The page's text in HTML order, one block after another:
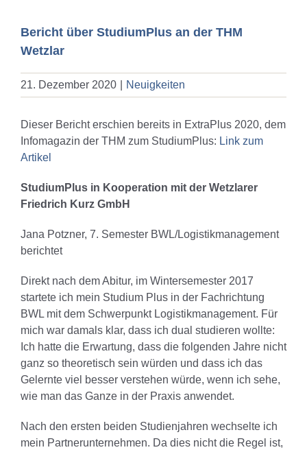
Bericht über StudiumPlus an der THM
Wetzlar
21. Dezember 2020 Neuigkeiten
Dieser Bericht erschien bereits in ExtraPlus 2020, dem
Infomagazin der THM zum StudiumPlus: Link zum
Artikel
StudiumPlus in Kooperation mit der Wetzlarer
Friedrich Kurz GmbH
Jana Potzner, 7. Semester BWL/Logistikmanagement
berichtet
Direkt nach dem Abitur, im Wintersemester 2017
startete ich mein Studium Plus in der Fachrichtung
BWL mit dem Schwerpunkt Logistikmanagement. Für
mich war damals klar, dass ich dual studieren wollte:
Ich hatte die Erwartung, dass die folgenden Jahre nicht
ganz so theoretisch sein würden und dass ich das
Gelernte viel besser verstehen würde, wenn ich sehe,
wie man das Ganze in der Praxis anwendet.
Nach den ersten beiden Studienjahren wechselte ich
mein Partnerunternehmen. Da dies nicht die Regel ist,